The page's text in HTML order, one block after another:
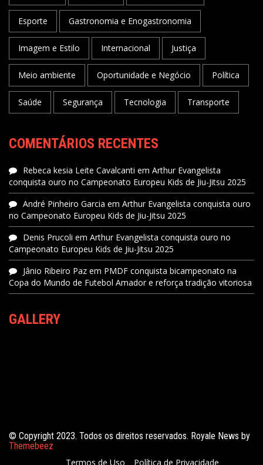
Esporte Gastronomia e Enogastronomia
Imagem e Estilo Internacional Justiça
Meio ambiente Oportunidade e Negócio Política
Saúde Segurança Tecnologia Transporte
COMENTÁRIOS RECENTES
Rebeca kesia Leite Cavalcanti em Arthur Evangelista
conquista ouro no Campeonato Europeu Kids de Jiu-Jitsu 2025
André Pinheiro Garcia em Arthur Evangelista conquista ouro
no Campeonato Europeu Kids de Jiu-Jitsu 2025
Denis Prucoli em Arthur Evangelista conquista ouro no
Campeonato Europeu Kids de Jiu-Jitsu 2025
Jânio Ribeiro Paz em PMDF conquista bicampeonato na
Copa do Mundo de Futebol Amador e reforça tradição vitoriosa
GALLERY
© Copyright 2023. Todos os direitos reservados. Royale News by
Themebeez
Termos de Uso
Política de Privacidade